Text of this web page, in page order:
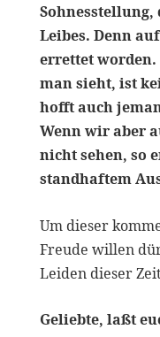
Sohnesstellung,
Leibes. Denn
errettet worden.
man sieht, ist
hofft auch
Wenn wir aber
nicht sehen, so
standhaftem
Um dieser
Freude willen
Leiden dieser
Geliebte, laßt